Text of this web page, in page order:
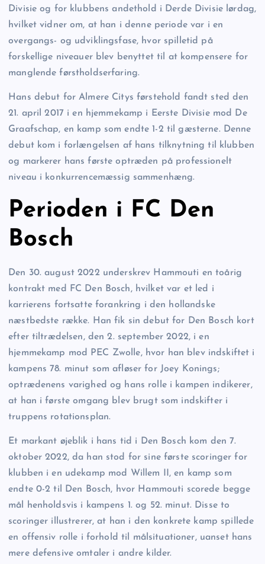
Divisie og for klubbens andethold i Derde Divisie lørdag,
hvilket vidner om, at han i denne periode var i en
overgangs- og udviklingsfase, hvor spilletid på
forskellige niveauer blev benyttet til at kompensere for
manglende førstholdserfaring.
Hans debut for Almere Citys førstehold fandt sted den
21. april 2017 i en hjemmekamp i Eerste Divisie mod De
Graafschap, en kamp som endte 1-2 til gæsterne. Denne
debut kom i forlængelsen af hans tilknytning til klubben
og markerer hans første optræden på professionelt
niveau i konkurrencemæssig sammenhæng.
Perioden i FC Den
Bosch
Den 30. august 2022 underskrev Hammouti en toårig
kontrakt med FC Den Bosch, hvilket var et led i
karrierens fortsatte forankring i den hollandske
næstbedste række. Han fik sin debut for Den Bosch kort
efter tiltrædelsen, den 2. september 2022, i en
hjemmekamp mod PEC Zwolle, hvor han blev indskiftet i
kampens 78. minut som afløser for Joey Konings;
optrædenens varighed og hans rolle i kampen indikerer,
at han i første omgang blev brugt som indskifter i
truppens rotationsplan.
Et markant øjeblik i hans tid i Den Bosch kom den 7.
oktober 2022, da han stod for sine første scoringer for
klubben i en udekamp mod Willem II, en kamp som
endte 0-2 til Den Bosch, hvor Hammouti scorede begge
mål henholdsvis i kampens 1. og 52. minut. Disse to
scoringer illustrerer, at han i den konkrete kamp spillede
en offensiv rolle i forhold til målsituationer, uanset hans
mere defensive omtaler i andre kilder.